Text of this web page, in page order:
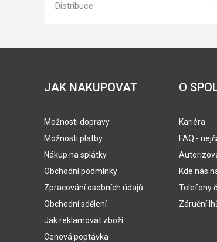
Distribuce
-
JAK NAKUPOVAT
Možnosti dopravy
Možnosti platby
Nákup na splátky
Obchodní podmínky
Zpracování osobních údajů
Obchodní sdělení
Jak reklamovat zboží
Cenová poptávka
O
Kariéra
FAQ -
Kde nás
Telefony
Záruční